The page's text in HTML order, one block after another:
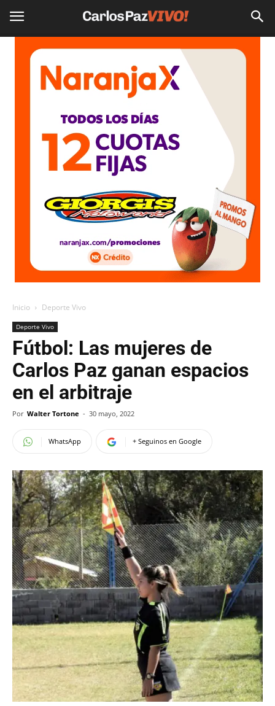
Inicio Deporte Vivo
Deporte Vivo
Fútbol: Las mujeres de
Carlos Paz ganan espacios
en el arbitraje
Por Walter Tortone - 30 mayo, 2022
WhatsApp + Seguinos en Google